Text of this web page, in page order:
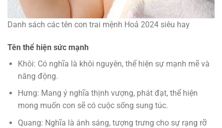
Danh sách các tên con trai mệnh Hoả 2024 siêu hay
Tên thể hiện sức mạnh
Khôi: Có nghĩa là khôi nguyên, thể hiện sự mạnh mẽ và
năng động.
Hưng: Mang ý nghĩa thịnh vượng, phát đạt, thể hiện
mong muốn con sẽ có cuộc sống sung túc.
Quang: Nghĩa là ánh sáng, tượng trưng cho sự rạng rỡ